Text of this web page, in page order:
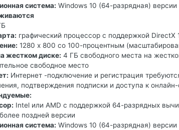
система: Windows 10 (64-разрядная)
графический процессор с поддержкой DirectX
1280 x 800 со 100-процентным
жестком диске: 4 ГБ свободного места на
свободное место
Интернет -подключение и регистрация
подтверждения подписки и доступа к
Intel или AMD с поддержкой 64-разрядных
поздней версии
система: Windows 10 (64-разрядная)